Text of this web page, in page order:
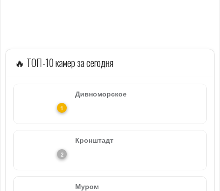
🔥 ТОП-10 камер за сегодня
Дивноморское
Кронштадт
Муром